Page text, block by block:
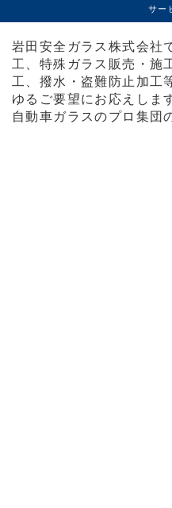
サー
岩田安全ガラス株式会社
工、特殊ガラス販売・施
工、撥水・盗難防止加工
ゆるご要望にお応えしま
自動車ガラスのプロ集団